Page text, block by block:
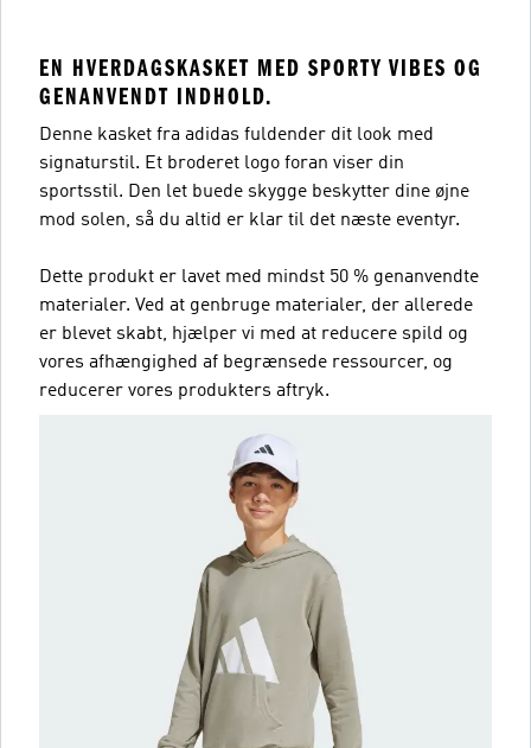
EN HVERDAGSKASKET MED SPORTY VIBES OG
GENANVENDT INDHOLD.
Denne kasket fra adidas fuldender dit look med
signaturstil. Et broderet logo foran viser din
sportsstil. Den let buede skygge beskytter dine øjne
mod solen, så du altid er klar til det næste eventyr.
Dette produkt er lavet med mindst 50 % genanvendte
materialer. Ved at genbruge materialer, der allerede
er blevet skabt, hjælper vi med at reducere spild og
vores afhængighed af begrænsede ressourcer, og
reducerer vores produkters aftryk.